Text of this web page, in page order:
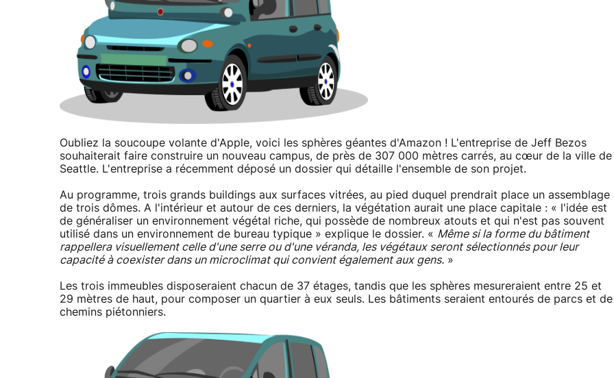
Oubliez la soucoupe volante d'Apple, voici les sphères géantes d'Amazon ! L'entreprise de Jeff Bezos
souhaiterait faire construire un nouveau campus, de près de 307 000 mètres carrés, au cœur de la ville de
Seattle. L'entreprise a récemment déposé un dossier qui détaille l'ensemble de son projet.
Au programme, trois grands buildings aux surfaces vitrées, au pied duquel prendrait place un assemblage
de trois dômes. A l'intérieur et autour de ces derniers, la végétation aurait une place capitale : « l'idée est
de généraliser un environnement végétal riche, qui possède de nombreux atouts et qui n'est pas souvent
utilisé dans un environnement de bureau typique » explique le dossier. « Même si la forme du bâtiment
rappellera visuellement celle d'une serre ou d'une véranda, les végétaux seront sélectionnés pour leur
capacité à coexister dans un microclimat qui convient également aux gens. »
Les trois immeubles disposeraient chacun de 37 étages, tandis que les sphères mesureraient entre 25 et
29 mètres de haut, pour composer un quartier à eux seuls. Les bâtiments seraient entourés de parcs et de
chemins piétonniers.